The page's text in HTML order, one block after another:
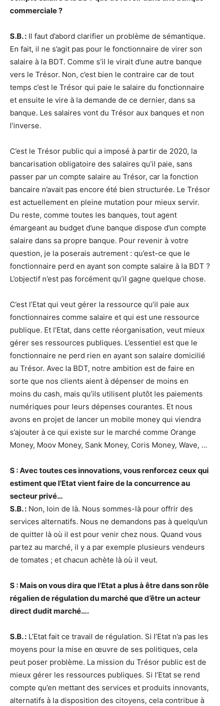
commerciale ?
S.B. : Il faut d’abord clarifier un problème de sémantique.
En fait, il ne s’agit pas pour le fonctionnaire de virer son
salaire à la BDT. Comme s’il le virait d’une autre banque
vers le Trésor. Non, c’est bien le contraire car de tout
temps c’est le Trésor qui paie le salaire du fonctionnaire
et ensuite le vire à la demande de ce dernier, dans sa
banque. Les salaires vont du Trésor aux banques et non
l’inverse.
C’est le Trésor public qui a imposé à partir de 2020, la
bancarisation obligatoire des salaires qu’il paie, sans
passer par un compte salaire au Trésor, car la fonction
bancaire n’avait pas encore été bien structurée. Le Trésor
est actuellement en pleine mutation pour mieux servir.
Du reste, comme toutes les banques, tout agent
émargeant au budget d’une banque dispose d’un compte
salaire dans sa propre banque. Pour revenir à votre
question, je la poserais autrement : qu’est-ce que le
fonctionnaire perd en ayant son compte salaire à la BDT ?
L’objectif n’est pas forcément qu’il gagne quelque chose.
C’est l’Etat qui veut gérer la ressource qu’il paie aux
fonctionnaires comme salaire et qui est une ressource
publique. Et l’Etat, dans cette réorganisation, veut mieux
gérer ses ressources publiques. L’essentiel est que le
fonctionnaire ne perd rien en ayant son salaire domicilié
au Trésor. Avec la BDT, notre ambition est de faire en
sorte que nos clients aient à dépenser de moins en
moins du cash, mais qu’ils utilisent plutôt les paiements
numériques pour leurs dépenses courantes. Et nous
avons en projet de lancer un mobile money qui viendra
s’ajouter à ce qui existe sur le marché comme Orange
Money, Moov Money, Sank Money, Coris Money, Wave, …
S : Avec toutes ces innovations, vous renforcez ceux qui
estiment que l’Etat vient faire de la concurrence au
secteur privé…
S.B. : Non, loin de là. Nous sommes-là pour offrir des
services alternatifs. Nous ne demandons pas à quelqu’un
de quitter là où il est pour venir chez nous. Quand vous
partez au marché, il y a par exemple plusieurs vendeurs
de tomates ; et chacun achète là où il veut.
S : Mais on vous dira que l’Etat a plus à être dans son rôle
régalien de régulation du marché que d’être un acteur
direct dudit marché….
S.B. : L’Etat fait ce travail de régulation. Si l’Etat n’a pas les
moyens pour la mise en œuvre de ses politiques, cela
peut poser problème. La mission du Trésor public est de
mieux gérer les ressources publiques. Si l’Etat se rend
compte qu’en mettant des services et produits innovants,
alternatifs à la disposition des citoyens, cela contribue à